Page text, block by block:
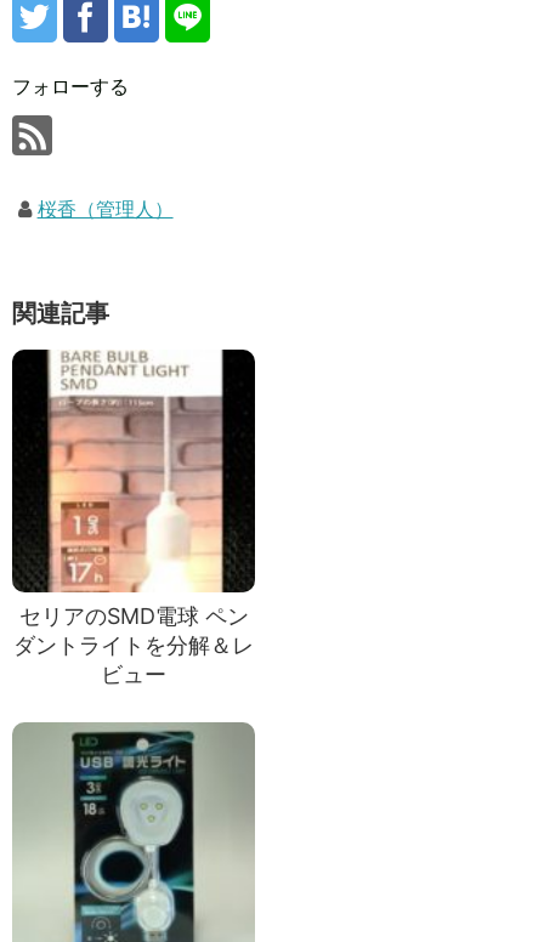
フォローする
桜香（管理人）
関連記事
セリアのSMD電球 ペン
ダントライトを分解＆レ
ビュー